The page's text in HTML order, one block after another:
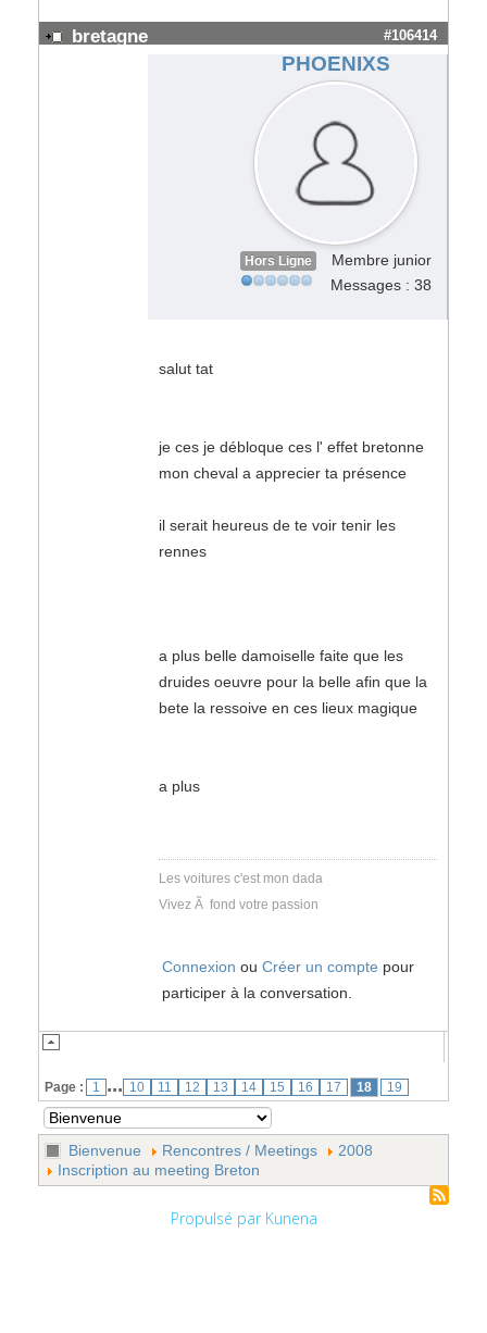
bretagne #106414
PHOENIXS
Hors Ligne
Membre junior
Messages : 38
salut tat
je ces je débloque ces l' effet bretonne
mon cheval a apprecier ta présence
il serait heureus de te voir tenir les
rennes
a plus belle damoiselle faite que les
druides oeuvre pour la belle afin que la
bete la ressoive en ces lieux magique
a plus
Les voitures c'est mon dada
Vivez Ã fond votre passion
Connexion ou Créer un compte pour
participer à la conversation.
Page : 1 ... 10 11 12 13 14 15 16 17 18 19
Bienvenue Rencontres / Meetings
2008
Inscription au meeting Breton
Propulsé par Kunena